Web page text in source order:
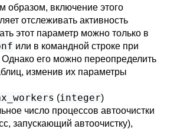
образом, включение этого
отслеживать активность
этот параметр можно только в
или в командной строке при
Однако его можно переопределить
изменив их параметры
(integer)
число процессов автоочистки
запускающий автоочистку),